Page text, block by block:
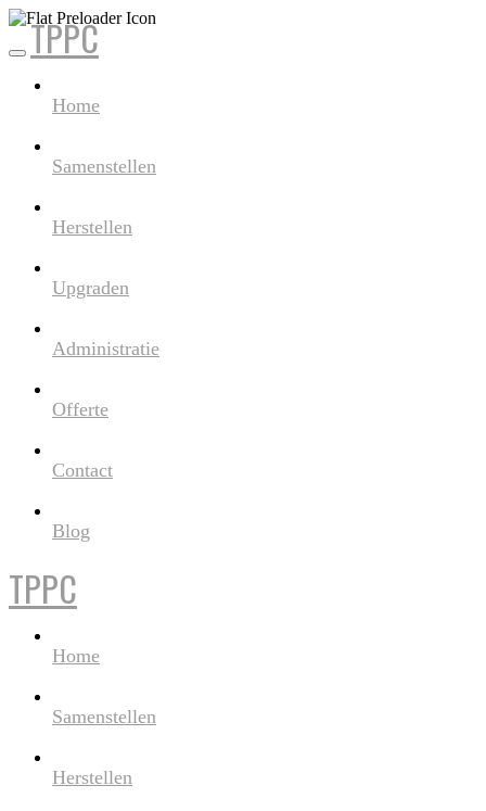
to TPPC
Home
Samenstellen
Herstellen
Upgraden
Administratie
Offerte
Contact
Blog
TPPC
Home
Samenstellen
Herstellen